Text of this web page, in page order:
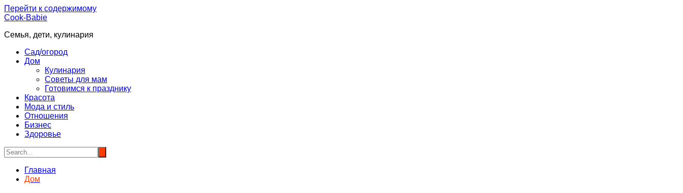
Перейти к содержимому
Cook-Babie
Семья, дети, кулинария
Сад/огород
Дом
Кулинария
Советы для мам
Готовимся к празднику
Красота
Мода и стиль
Отношения
Бизнес
Здоровье
Главная
Дом